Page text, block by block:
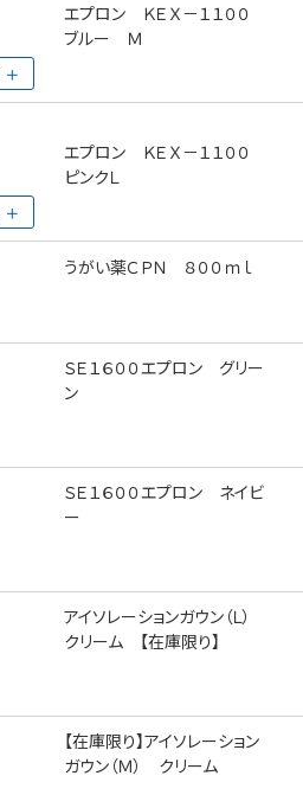
エプロン ＫＥＸ－１１００
ブルー Ｍ
エプロン ＫＥＸ－１１００
ピンクＬ
うがい薬ＣＰＮ ８００ｍｌ
ＳＥ１６００エプロン グリー
ン
ＳＥ１６００エプロン ネイビ
ー
アイソレーションガウン（Ｌ）
クリーム 【在庫限り】
【在庫限り】アイソレーション
ガウン（Ｍ） クリーム